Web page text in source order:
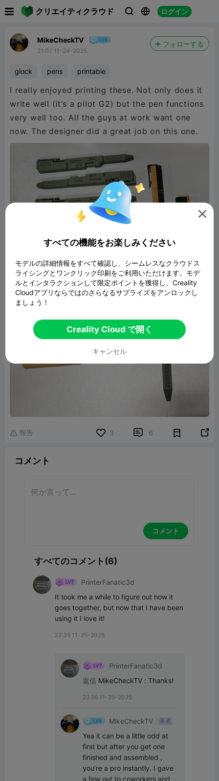
クリエイティクラウド   ログイン
MikeCheckTV
21:07 11-24-2025
フォローする
glock pens printable
I really enjoyed printing these. Not only does it
write well (it’s a pilot G2) but the pen functions
very well too. All the guys at work want one
now. The designer did a great job on this one.
 報告 3  6 
コメント
コメント
すべてのコメント(6)
PrinterFanatic3d
It took me a while to figure out how it
goes together, but now that I have been
using it I love it!
22:35 11-25-2025
PrinterFanatic3d
返信 MikeCheckTV : Thanks!
23:16 11-25-2025
MikeCheckTV 著者
Yea it can be a little odd at
first but after you get one
finished and assembled ,
you’re a pro instantly. I gave
a few out to coworkers and

すべての機能をお楽しみください
モデルの詳細情報をすべて確認し、シームレスなクラウドス
ライシングとワンクリック印刷をご利用いただけます。モデ
ルとインタラクションして限定ポイントを獲得し、Creality
Cloudアプリならではのさらなるサプライズをアンロックし
ましょう！
Creality Cloud で開く
キャンセル